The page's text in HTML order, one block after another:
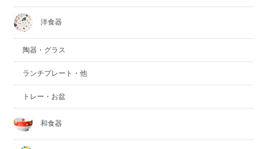
洋食器
陶器・グラス
ランチプレート・他
トレー・お盆
和食器